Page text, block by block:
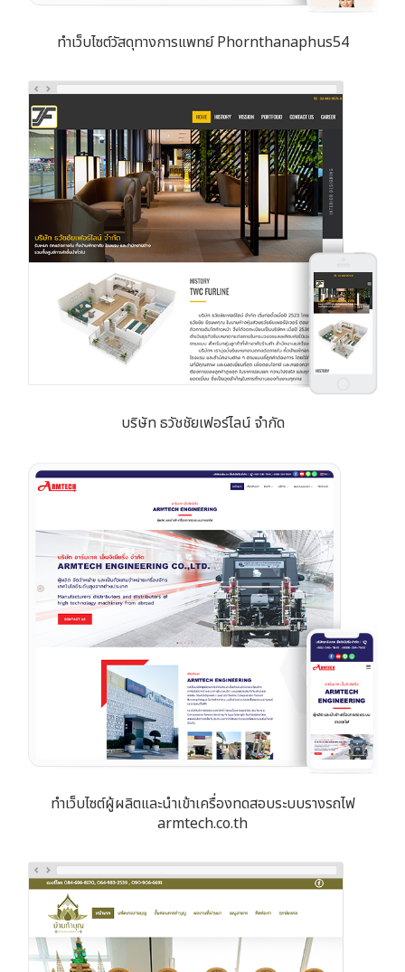
ทำเว็บไซต์วัสดุทางการแพทย์ Phornthanaphus54
บริษัท ธวัชชัยเฟอร์ไลน์ จำกัด
ทำเว็บไซต์ผู้ผลิตและนำเข้าเครื่องทดสอบระบบรางรถไฟ
armtech.co.th